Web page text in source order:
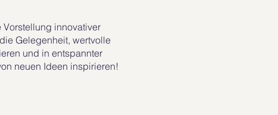
innovativer
Gelegenheit, wertvolle
und in entspannter
neuen Ideen inspirieren!